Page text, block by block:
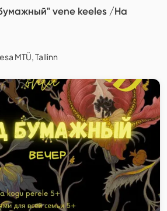
vene keeles /На
MTÜ, Tallinn